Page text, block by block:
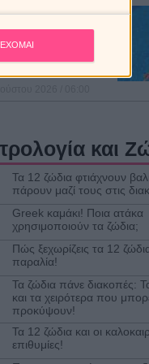
για τα
και
Τα 12 ζώδια φτιάχνουν
πάρουν μαζί τους στις
Greek καμάκι! Ποια ατάκα
χρησιμοποιούν τα ζώδια;
Πώς ξεχωρίζεις τα 12
παραλία!
Τα ζώδια πάνε διακοπές:
και τα χειρότερα που
προκύψουν!
Τα 12 ζώδια και οι
επιθυμίες!